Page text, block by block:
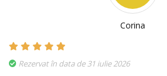
Corina
Rezervat în data de 31 iulie 2026